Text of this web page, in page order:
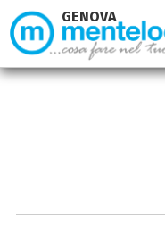
GENOVA